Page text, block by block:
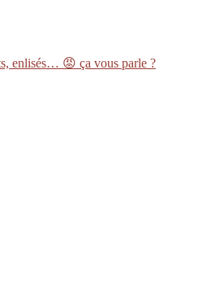
enlisés… 😡 ça vous parle ?